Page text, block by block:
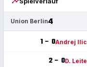
Union Berlin4
1 – 0Andrej Ilic
2 – 0D. Leite